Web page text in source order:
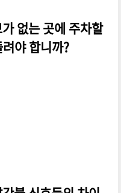
없는 곳에 주차할
야 합니까?